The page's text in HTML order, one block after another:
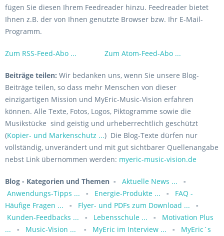
fügen Sie diesen Ihrem Feedreader hinzu. Feedreader bietet
Ihnen z.B. der von Ihnen genutzte Browser bzw. Ihr E-Mail-
Programm.
Zum RSS-Feed-Abo ... Zum Atom-Feed-Abo ...
Beiträge teilen: Wir bedanken uns, wenn Sie unsere Blog-
Beiträge teilen, so dass mehr Menschen von dieser
einzigartigen Mission und MyEric-Music-Vision erfahren
können. Alle Texte, Fotos, Logos, Piktogramme sowie die
Musikstücke sind geistig und urheberrechtlich geschützt
(Kopier- und Markenschutz ...) Die Blog-Texte dürfen nur
vollständig, unverändert und mit gut sichtbarer Quellenangabe
nebst Link übernommen werden: myeric-music-vision.de
Blog - Kategorien und Themen - Aktuelle News ...
-
Anwendungs-Tipps ... - Energie-Produkte ... -
FAQ -
Häufige Fragen ... - Flyer- und PDFs zum Download ...
-
Kunden-Feedbacks ...
- Lebensschule ... -
Motivation Plus
...
- Music-Vision ... - MyEric im Interview ... - MyEric´s